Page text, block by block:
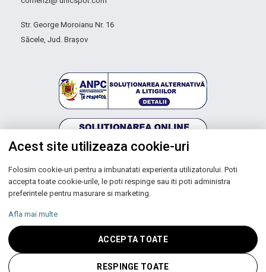
Str. George Moroianu Nr. 16
Săcele, Jud. Brașov
Autoritatea Națională pentru Protecția Consumatorilor
Copyright © 2026 UNIC SPOT RO S.R.L.
CUI: RO 13753590, Reg. Com. J200100027208
Acest site utilizeaza cookie-uri
Folosim cookie-uri pentru a imbunatati experienta utilizatorului. Poti
accepta toate cookie-urile, le poti respinge sau iti poti administra
preferintele pentru masurare si marketing.
Afla mai multe
ACCEPTA TOATE
RESPINGE TOATE